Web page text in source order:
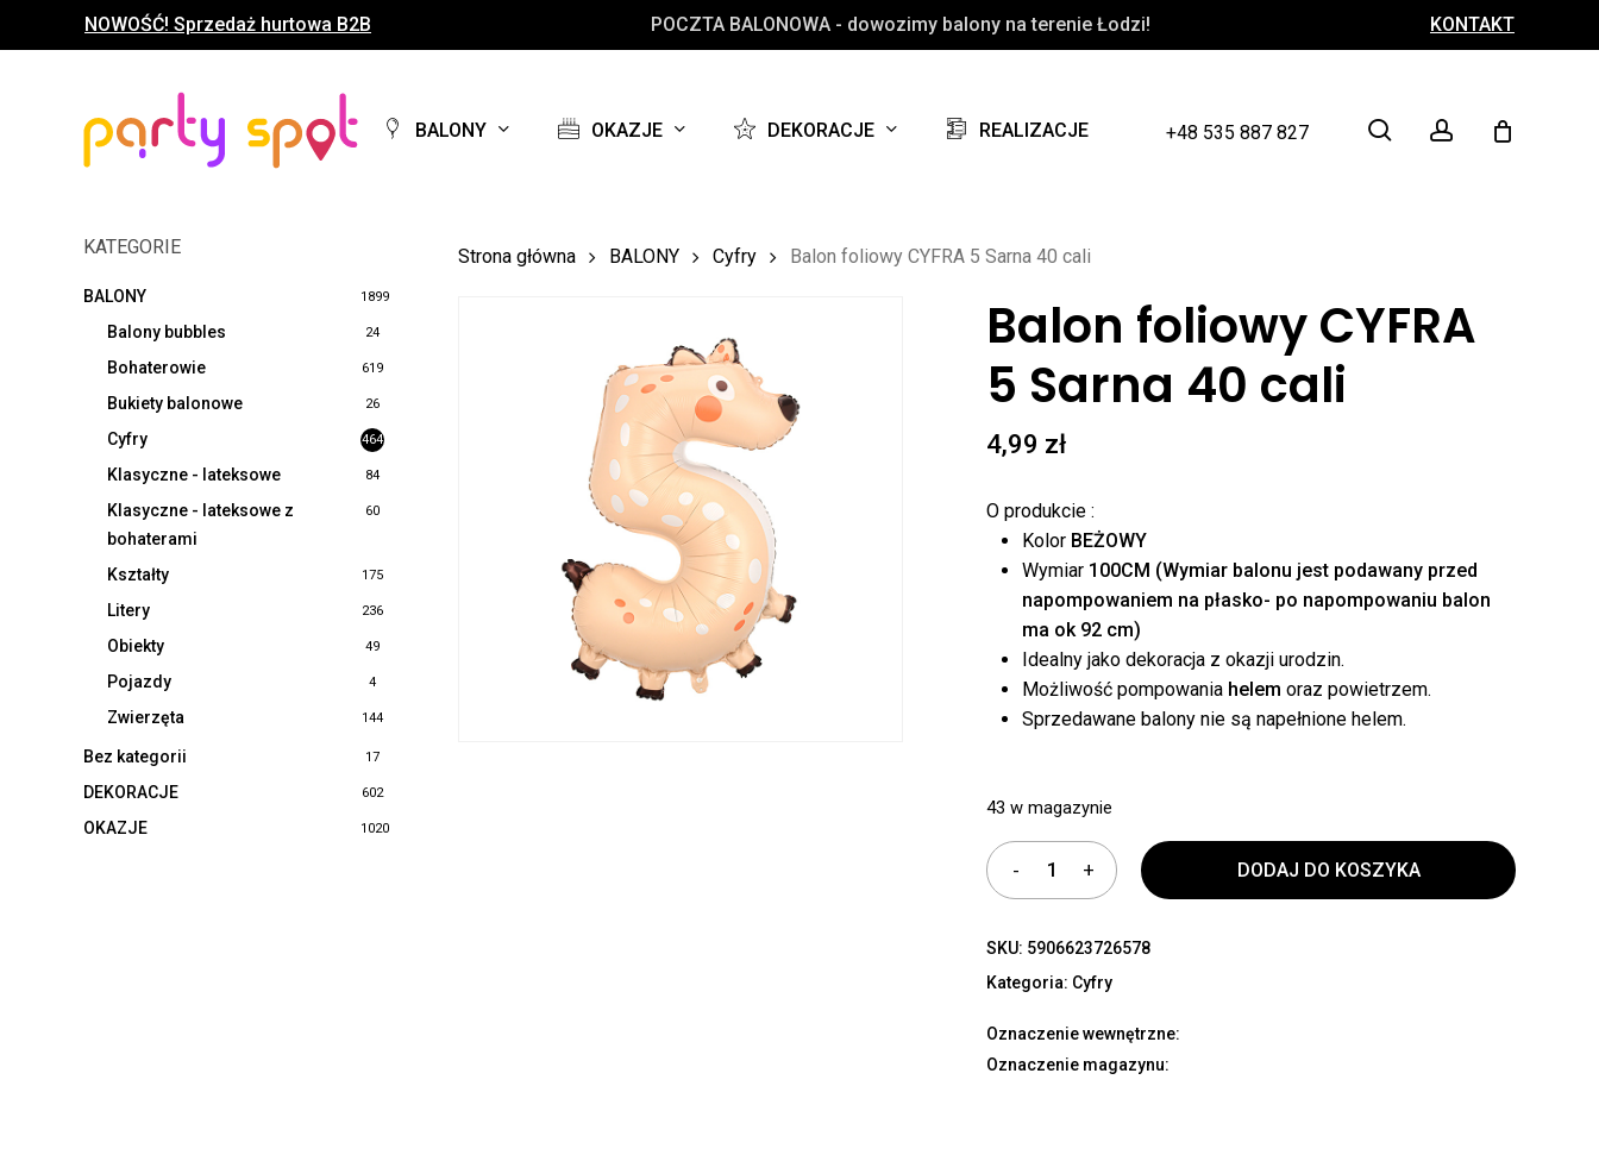
NOWOŚĆ! Sprzedaż hurtowa B2B POCZTA BALONOWA - dowozimy balony na terenie Łodzi! KONTAKT
BALONY OKAZJE DEKORACJE REALIZACJE +48 535 887 827 search account
Koszyk Close
KATEGORIE
BALONY 1899
Balony bubbles 24
Bohaterowie 619
Bukiety balonowe 26
Cyfry 464
Klasyczne - lateksowe 84
Klasyczne - lateksowe z
bohaterami
60
Kształty 175
Litery 236
Obiekty 49
Pojazdy 4
Zwierzęta 144
Bez kategorii 17
DEKORACJE 602
OKAZJE 1020
Strona główna BALONY Cyfry Balon foliowy CYFRA 5 Sarna 40 cali
Balon foliowy CYFRA
5 Sarna 40 cali
4,99 zł
O produkcie :
Kolor BEŻOWY
Wymiar 100CM (Wymiar balonu jest podawany przed
napompowaniem na płasko- po napompowaniu balon
ma ok 92 cm)
Idealny jako dekoracja z okazji urodzin.
Możliwość pompowania helem oraz powietrzem.
Sprzedawane balony nie są napełnione helem.
43 w magazynie
DODAJ DO KOSZYKA
SKU: 5906623726578
Kategoria: Cyfry
Oznaczenie wewnętrzne:
Oznaczenie magazynu: